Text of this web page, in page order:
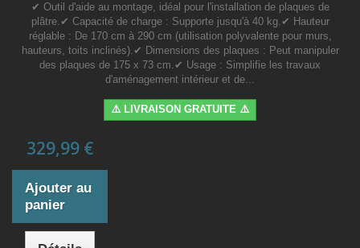
✔ Outil d'aide au montage, idéal pour l'installation de plaques de
plâtre.✔ Capacité de charge : Supporte jusqu'à 40 kg.✔ Hauteur
réglable : De 170 cm à 290 cm (utilisation polyvalente pour murs,
hauteurs, toits inclinés).✔ Dimensions des plaques : Peut manipuler
des plaques de 175 x 73 cm.✔ Usage : Simplifie les travaux
d'aménagement intérieur et de...
⚠️ LIVRAISON GRATUITE ⚠️
329,99 €
Ajouter au
panier